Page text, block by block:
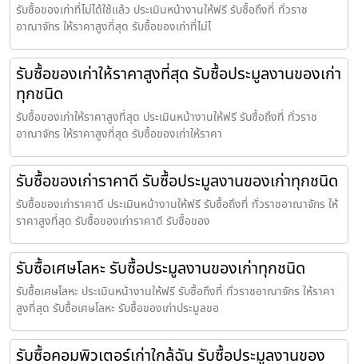
รับซื้อของเก่าที่ไม่ได้ใช้แล้ว ประเมินหน้างานให้ฟรี รับซื้อถึงที่ ทั่วราช
อาณาจักร ให้ราคาสูงที่สุด รับซื้อของเก่าที่ไม่ไ
รับซื้อของเก่าให้ราคาสูงที่สุด รับซื้อประมูลงานของเก่า
ทุกชนิด
รับซื้อของเก่าให้ราคาสูงที่สุด ประเมินหน้างานให้ฟรี รับซื้อถึงที่ ทั่วราช
อาณาจักร ให้ราคาสูงที่สุด รับซื้อของเก่าให้ราคา
รับซื้อของเก่าราคาดี รับซื้อประมูลงานของเก่าทุกชนิด
รับซื้อของเก่าราคาดี ประเมินหน้างานให้ฟรี รับซื้อถึงที่ ทั่วราชอาณาจักร ให้
ราคาสูงที่สุด รับซื้อของเก่าราคาดี รับซื้อของ
รับซื้อเศษโลหะ รับซื้อประมูลงานของเก่าทุกชนิด
รับซื้อเศษโลหะ ประเมินหน้างานให้ฟรี รับซื้อถึงที่ ทั่วราชอาณาจักร ให้ราคา
สูงที่สุด รับซื้อเศษโลหะ รับซื้อของเก่าประมูลขอ
รับซื้อคอมพิวเตอร์เก่าใกล้ฉัน รับซื้อประมูลงานของ